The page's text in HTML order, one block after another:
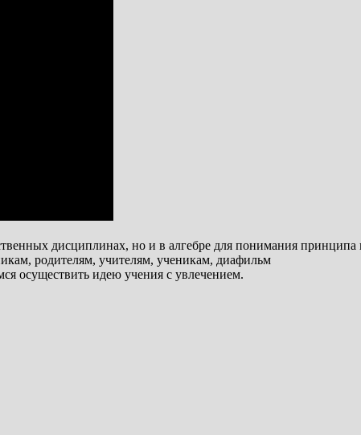
дисциплинах, но и в алгебре для понимания
родителям, учителям, ученикам, диафильм
осуществить идею учения с увлечением.